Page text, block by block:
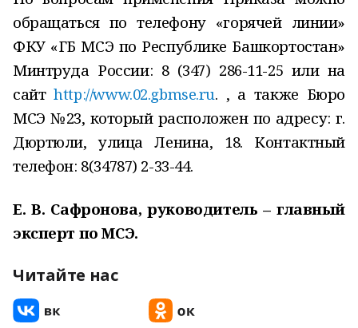
обращаться по телефону «горячей линии»
ФКУ «ГБ МСЭ по Республике Башкортостан»
Минтруда России: 8 (347) 286-11-25 или на
сайтhttp://www.02.gbmse.ru. , а также Бюро
МСЭ №23, который расположен по адресу: г.
Дюртюли, улица Ленина, 18. Контактный
телефон: 8(34787) 2-33-44.
Е. В. Сафронова, руководитель – главный
эксперт по МСЭ.
Читайте нас